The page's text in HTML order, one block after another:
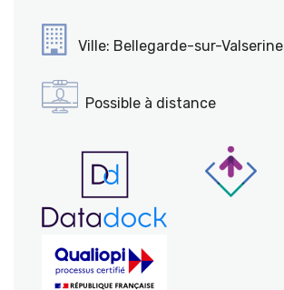
Ville: Bellegarde-sur-Valserine
Possible à distance